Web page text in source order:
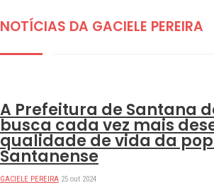
NOTÍCIAS DA GACIELE PEREIRA
A Prefeitura de Santana
busca cada vez mais
qualidade de vida da
Santanense
GACIELE PEREIRA 25 out 2024